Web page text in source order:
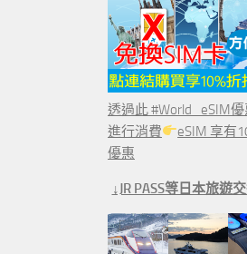
透過此 #World_eSIM
進行消費
eSIM 享有
優惠
↓JR PASS等日本旅遊